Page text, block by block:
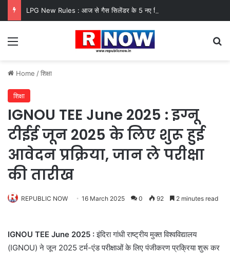
Menu
Home /शिक्षा
शिक्षा
IGNOU TEE June 2025 : इग्नू
टीईई जून 2025 के लिए शुरू हुई
आवेदन प्रक्रिया, जान ले परीक्षा
की तारीख
REPUBLIC NOW 16 March 2025 0 92 2 minutes read
IGNOU TEE June 2025 :इंदिरा गांधी राष्ट्रीय मुक्त विश्वविद्यालय
(IGNOU) ने जून 2025 टर्म-एंड परीक्षाओं के लिए पंजीकरण प्रक्रिया शुरू कर